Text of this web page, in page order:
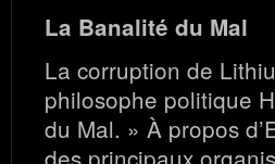
La Banalité du Mal
La corruption de
philosophe politique
du Mal. » À propos
des principaux